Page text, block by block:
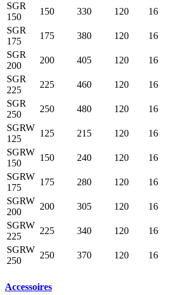
SGR
150
150 330 120 16
SGR
175
175 380 120 16
SGR
200
200 405 120 16
SGR
225
225 460 120 16
SGR
250
250 480 120 16
SGRW
125
125 215 120 16
SGRW
150
150 240 120 16
SGRW
175
175 280 120 16
SGRW
200
200 305 120 16
SGRW
225
225 340 120 16
SGRW
250
250 370 120 16
Accessoires